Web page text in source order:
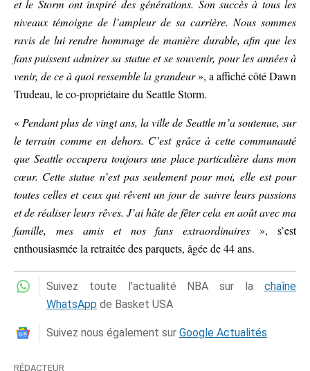
et le Storm ont inspiré des générations. Son succès à tous les
niveaux témoigne de l’ampleur de sa carrière. Nous sommes
ravis de lui rendre hommage de manière durable, afin que les
fans puissent admirer sa statue et se souvenir, pour les années à
venir, de ce à quoi ressemble la grandeur», a affiché côté Dawn
Trudeau, le co-propriétaire du Seattle Storm.
«Pendant plus de vingt ans, la ville de Seattle m’a soutenue, sur
le terrain comme en dehors. C’est grâce à cette communauté
que Seattle occupera toujours une place particulière dans mon
cœur. Cette statue n’est pas seulement pour moi, elle est pour
toutes celles et ceux qui rêvent un jour de suivre leurs passions
et de réaliser leurs rêves. J’ai hâte de fêter cela en août avec ma
famille, mes amis et nos fans extraordinaires », s’est
enthousiasmée la retraitée des parquets, âgée de 44 ans.
Suivez toute l'actualité NBA sur la chaîne
WhatsApp de Basket USA
Suivez nous également sur Google Actualités
RÉDACTEUR